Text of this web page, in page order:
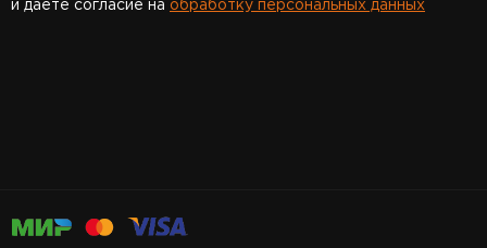
и даете согласие на обработку персональных данных